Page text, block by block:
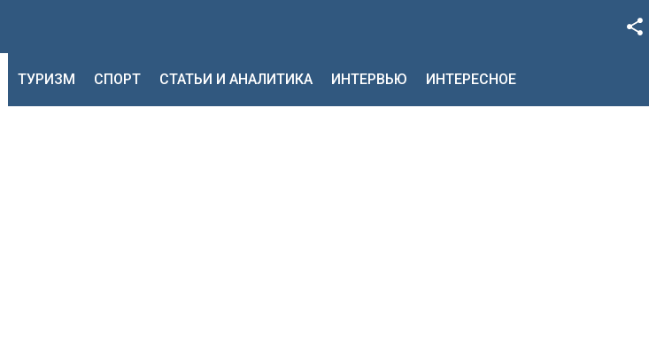
Google+
ТУРИЗМ СПОРТ СТАТЬИ И АНАЛИТИКА ИНТЕРВЬЮ ИНТЕРЕСНОЕ